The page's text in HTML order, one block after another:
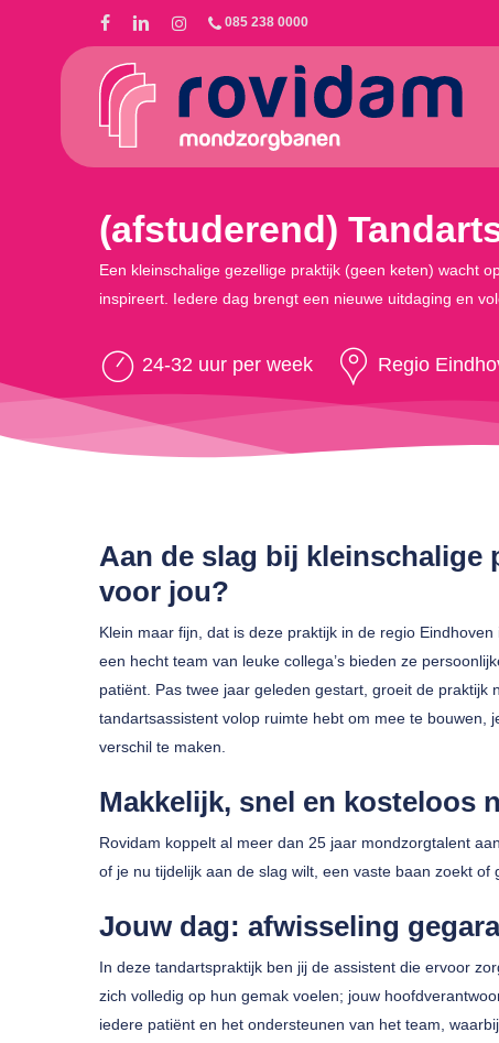
085 238 0000
Druk op enter om te zoeken of ESC om te sluiten
(afstuderend)
Een kleinschalige gezellige praktijk (geen keten) wacht
inspireert. Iedere dag brengt een nieuwe uitdaging en
24-32 uur per week Regio
Aan de slag bij
voor jou?
Klein maar fijn, dat is deze praktijk in de regio
een hecht team van leuke collega’s bieden ze
patiënt. Pas twee jaar geleden gestart, groeit de praktijk
tandartsassistent volop ruimte hebt om mee te bouwen,
verschil te maken.
Makkelijk, snel en kosteloos
Rovidam koppelt al meer dan 25 jaar mondzorgtalent
of je nu tijdelijk aan de slag wilt, een vaste baan zoekt of
Jouw dag: afwisseling
In deze tandartspraktijk ben jij de assistent die ervoor
zich volledig op hun gemak voelen; jouw
iedere patiënt en het ondersteunen van het team,